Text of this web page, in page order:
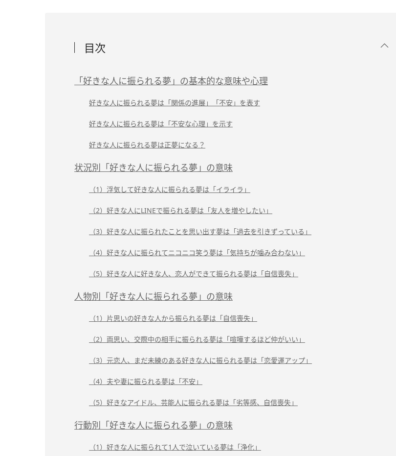
目次
「好きな人に振られる夢」の基本的な意味や心理
好きな人に振られる夢は「関係の進展」「不安」を表す
好きな人に振られる夢は「不安な心理」を示す
好きな人に振られる夢は正夢になる？
状況別「好きな人に振られる夢」の意味
（1）浮気して好きな人に振られる夢は「イライラ」
（2）好きな人にLINEで振られる夢は「友人を増やしたい」
（3）好きな人に振られたことを思い出す夢は「過去を引きずっている」
（4）好きな人に振られてニコニコ笑う夢は「気持ちが噛み合わない」
（5）好きな人に好きな人、恋人ができて振られる夢は「自信喪失」
人物別「好きな人に振られる夢」の意味
（1）片思いの好きな人から振られる夢は「自信喪失」
（2）両思い、交際中の相手に振られる夢は「喧嘩するほど仲がいい」
（3）元恋人、まだ未練のある好きな人に振られる夢は「恋愛運アップ」
（4）夫や妻に振られる夢は「不安」
（5）好きなアイドル、芸能人に振られる夢は「劣等感、自信喪失」
行動別「好きな人に振られる夢」の意味
（1）好きな人に振られて1人で泣いている夢は「浄化」